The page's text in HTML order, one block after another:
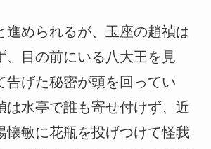
進められるが、玉座の趙禎は
、目の前にいる八大王を見
告げた秘密が頭を回ってい
は水亭で誰も寄せ付けず、近
懐敏に花瓶を投げつけて怪我